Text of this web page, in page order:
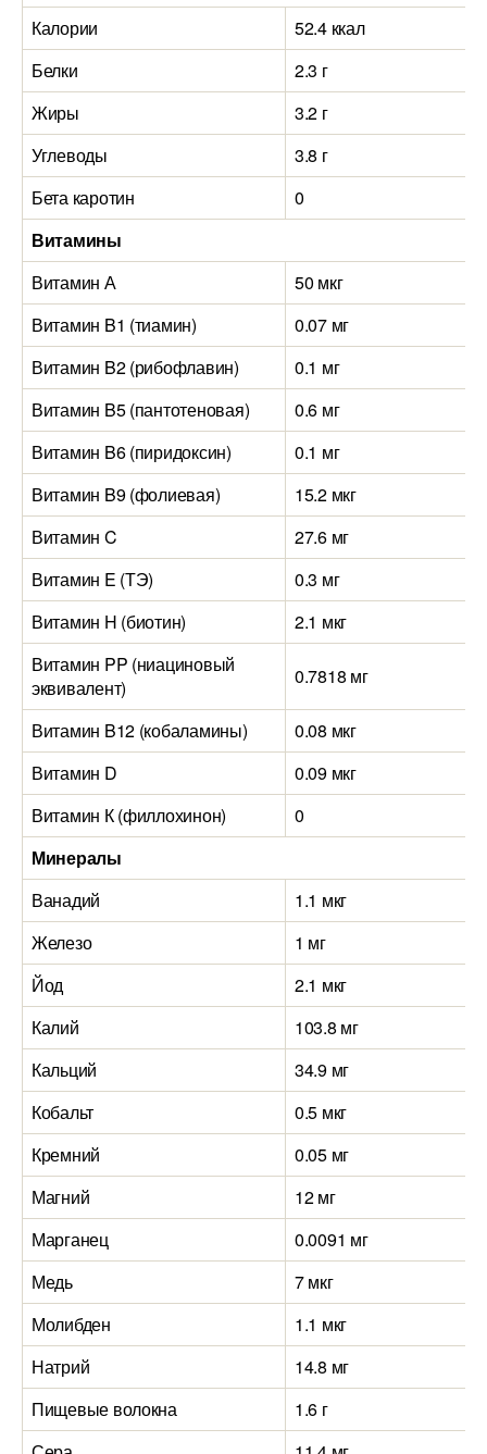
Калории
52.4 ккал
Белки
2.3 г
Жиры
3.2 г
Углеводы
3.8 г
Бета каротин
0
Витамины
Витамин А
50 мкг
Витамин B1 (тиамин)
0.07 мг
Витамин B2 (рибофлавин)
0.1 мг
Витамин B5 (пантотеновая)
0.6 мг
Витамин B6 (пиридоксин)
0.1 мг
Витамин B9 (фолиевая)
15.2 мкг
Витамин C
27.6 мг
Витамин E (ТЭ)
0.3 мг
Витамин H (биотин)
2.1 мкг
Витамин PP (ниациновый
эквивалент)
0.7818 мг
Витамин B12 (кобаламины)
0.08 мкг
Витамин D
0.09 мкг
Витамин К (филлохинон)
0
Минералы
Ванадий
1.1 мкг
Железо
1 мг
Йод
2.1 мкг
Калий
103.8 мг
Кальций
34.9 мг
Кобальт
0.5 мкг
Кремний
0.05 мг
Магний
12 мг
Марганец
0.0091 мг
Медь
7 мкг
Молибден
1.1 мкг
Натрий
14.8 мг
Пищевые волокна
1.6 г